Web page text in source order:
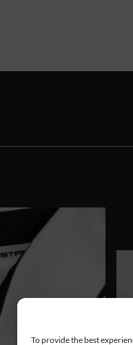
To provide the best